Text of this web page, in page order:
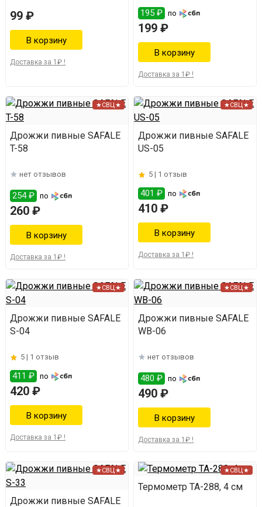
99 ₽
Доставка за 1₽ !
195 ₽ по
199 ₽
Доставка за 1₽ !
★СВЦ★
Дрожжи пивные SAFALE
T-58
нет отзывов
254 ₽ по
260 ₽
Доставка за 1₽ !
★СВЦ★
Дрожжи пивные SAFALE
US-05
5 | 1 отзыв
401 ₽ по
410 ₽
Доставка за 1₽ !
★СВЦ★
Дрожжи пивные SAFALE
S-04
5 | 1 отзыв
411 ₽ по
420 ₽
Доставка за 1₽ !
★СВЦ★
Дрожжи пивные SAFALE
WB-06
нет отзывов
480 ₽ по
490 ₽
Доставка за 1₽ !
★СВЦ★
Дрожжи пивные SAFALE
★СВЦ★
Термометр ТА-288, 4 см